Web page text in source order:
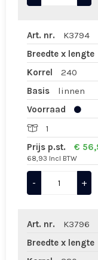
Art. nr.
K3794
Breedte x lengte
Korrel
240
Basis
linnen
Voorraad
1
Prijs p.st.
€
68,93 Incl BTW
- +
Art. nr.
K3796
Breedte x lengte